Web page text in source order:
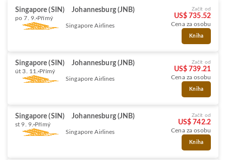
Singapore (SIN) Johannesburg (JNB)
po 7. 9. Přímý
Singapore Airlines
Začít od
US$ 735.52
Cena za osobu
Kniha
Singapore (SIN) Johannesburg (JNB)
út 3. 11. Přímý
Singapore Airlines
Začít od
US$ 739.21
Cena za osobu
Kniha
Singapore (SIN) Johannesburg (JNB)
st 9. 9. Přímý
Singapore Airlines
Začít od
US$ 742.2
Cena za osobu
Kniha